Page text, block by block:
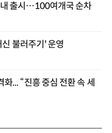
출시…100여개국 순차
불러주기' 운영
... “진흥 중심 전환 속 세